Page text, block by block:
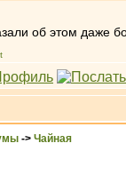
об этом даже
-> Чайная